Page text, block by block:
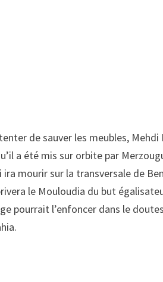
de sauver les meubles, Mehdi
a été mis sur orbite par
mourir sur la transversale de
le Mouloudia du but
pourrait l’enfoncer dans le